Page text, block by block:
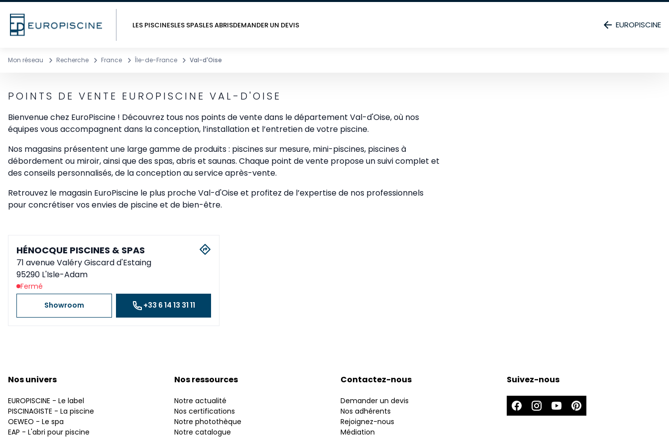
LES PISCINESLES SPASLES ABRISDEMANDER UN DEVIS EUROPISCINE
Mon réseau Recherche France Île-de-France Val-d'Oise
POINTS DE VENTE EUROPISCINE VAL-D'OISE
Bienvenue chez EuroPiscine ! Découvrez tous nos points de vente dans le département Val-d'Oise, où nos
équipes vous accompagnent dans la conception, l’installation et l’entretien de votre piscine.
Nos magasins présentent une large gamme de produits : piscines sur mesure, mini-piscines, piscines à
débordement ou miroir, ainsi que des spas, abris et saunas. Chaque point de vente propose un suivi complet et
des conseils personnalisés, de la conception au service après-vente.
Retrouvez le magasin EuroPiscine le plus proche Val-d'Oise et profitez de l’expertise de nos professionnels
pour concrétiser vos envies de piscine et de bien-être.
HÉNOCQUE PISCINES & SPAS
71 avenue Valéry Giscard d'Estaing
95290 L'Isle-Adam
Fermé
Showroom
+33 6 14 13 31 11
Nos univers
EUROPISCINE - Le label
PISCINAGISTE - La piscine
OEWEO - Le spa
EAP - L'abri pour piscine
Nos ressources
Notre actualité
Nos certifications
Notre photothèque
Notre catalogue
Contactez-nous
Demander un devis
Nos adhérents
Rejoignez-nous
Médiation
Suivez-nous